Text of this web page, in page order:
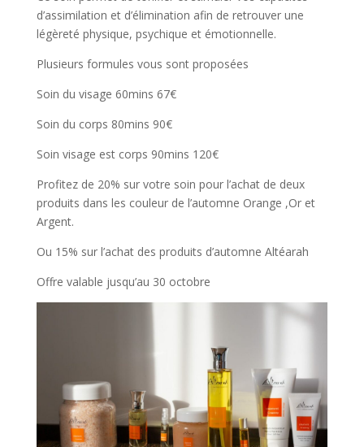
d’assimilation et d’élimination afin de retrouver une
légèreté physique, psychique et émotionnelle.
Plusieurs formules vous sont proposées
Soin du visage 60mins 67€
Soin du corps 80mins 90€
Soin visage est corps 90mins 120€
Profitez de 20% sur votre soin pour l’achat de deux
produits dans les couleur de l’automne Orange ,Or et
Argent.
Ou 15% sur l’achat des produits d’automne Altéarah
Offre valable jusqu’au 30 octobre